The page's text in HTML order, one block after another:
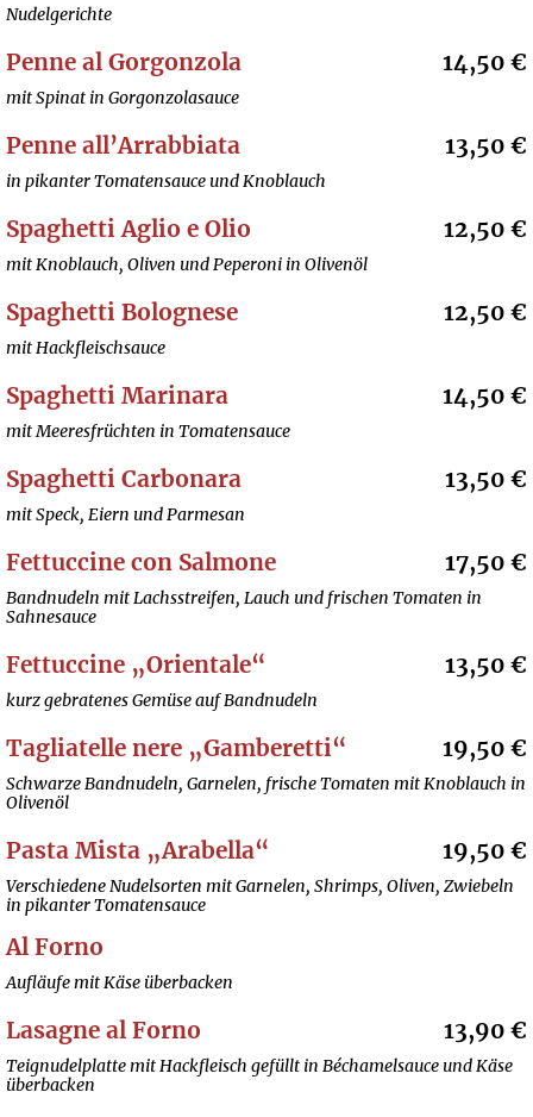
Nudelgerichte
Penne al Gorgonzola 14,50 €
mit Spinat in Gorgonzolasauce
Penne all’Arrabbiata 13,50 €
in pikanter Tomatensauce und Knoblauch
Spaghetti Aglio e Olio 12,50 €
mit Knoblauch, Oliven und Peperoni in Olivenöl
Spaghetti Bolognese 12,50 €
mit Hackfleischsauce
Spaghetti Marinara 14,50 €
mit Meeresfrüchten in Tomatensauce
Spaghetti Carbonara 13,50 €
mit Speck, Eiern und Parmesan
Fettuccine con Salmone 17,50 €
Bandnudeln mit Lachsstreifen, Lauch und frischen Tomaten in
Sahnesauce
Fettuccine „Orientale“ 13,50 €
kurz gebratenes Gemüse auf Bandnudeln
Tagliatelle nere „Gamberetti“ 19,50 €
Schwarze Bandnudeln, Garnelen, frische Tomaten mit Knoblauch in
Olivenöl
Pasta Mista „Arabella“ 19,50 €
Verschiedene Nudelsorten mit Garnelen, Shrimps, Oliven, Zwiebeln
in pikanter Tomatensauce
Al Forno
Aufläufe mit Käse überbacken
Lasagne al Forno 13,90 €
Teignudelplatte mit Hackfleisch gefüllt in Béchamelsauce und Käse
überbacken